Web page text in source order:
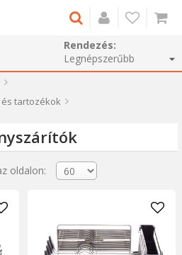
Rendezés:
tartozékok
oldalon: